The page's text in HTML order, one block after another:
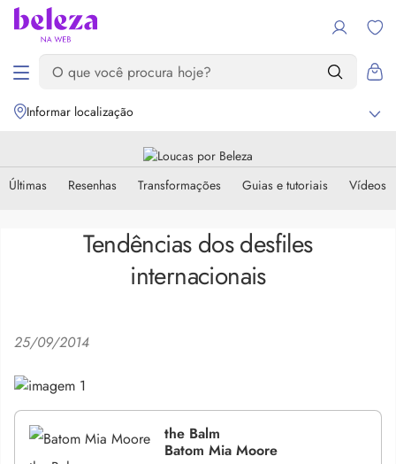
Informar localização
Últimas Resenhas Transformações Guias e tutoriais Vídeos
Tendências dos desfiles
internacionais
25/09/2014
the Balm
Batom Mia Moore